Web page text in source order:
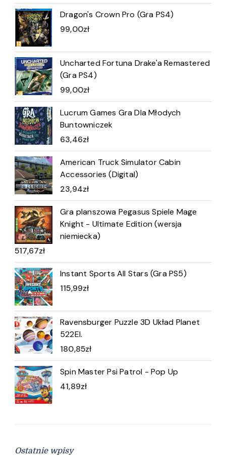
Dragon's Crown Pro (Gra PS4)
99,00zł
Uncharted Fortuna Drake'a Remastered
(Gra PS4)
99,00zł
Lucrum Games Gra Dla Młodych
Buntowniczek
63,46zł
American Truck Simulator Cabin
Accessories (Digital)
23,94zł
Gra planszowa Pegasus Spiele Mage
Knight - Ultimate Edition (wersja
niemiecka)
517,67zł
Instant Sports All Stars (Gra PS5)
115,99zł
Ravensburger Puzzle 3D Układ Planet
522El.
180,85zł
Spin Master Psi Patrol - Pop Up
41,89zł
Ostatnie wpisy